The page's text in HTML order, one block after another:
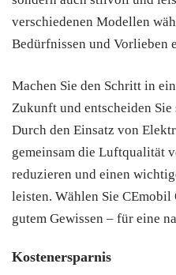
verschiedenen Modellen
Bedürfnissen und Vorlieben
Machen Sie den Schritt in
Zukunft und entscheiden
Durch den Einsatz von
gemeinsam die Luftqualität
reduzieren und einen
leisten. Wählen Sie
gutem Gewissen – für eine
Kostenersparnis